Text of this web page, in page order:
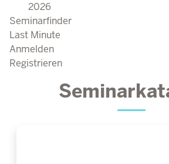
2026
Seminarfinder
Last Minute
Anmelden
Registrieren